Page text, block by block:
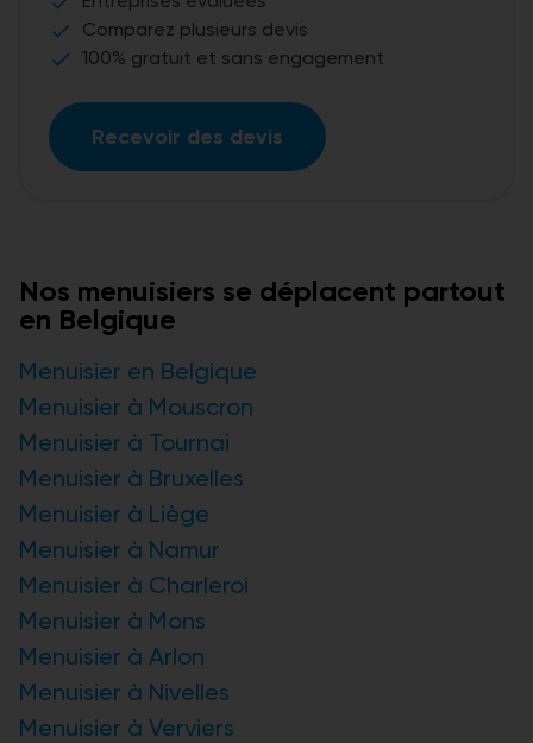
done Comparez plusieurs devis
done 100% gratuit et sans engagement
Recevoir des devis
Nos menuisiers se déplacent partout
en Belgique
Menuisier en Belgique
Menuisier à Mouscron
Menuisier à Tournai
Menuisier à Bruxelles
Menuisier à Liège
Menuisier à Namur
Menuisier à Charleroi
Menuisier à Mons
Menuisier à Arlon
Menuisier à Nivelles
Menuisier à Verviers